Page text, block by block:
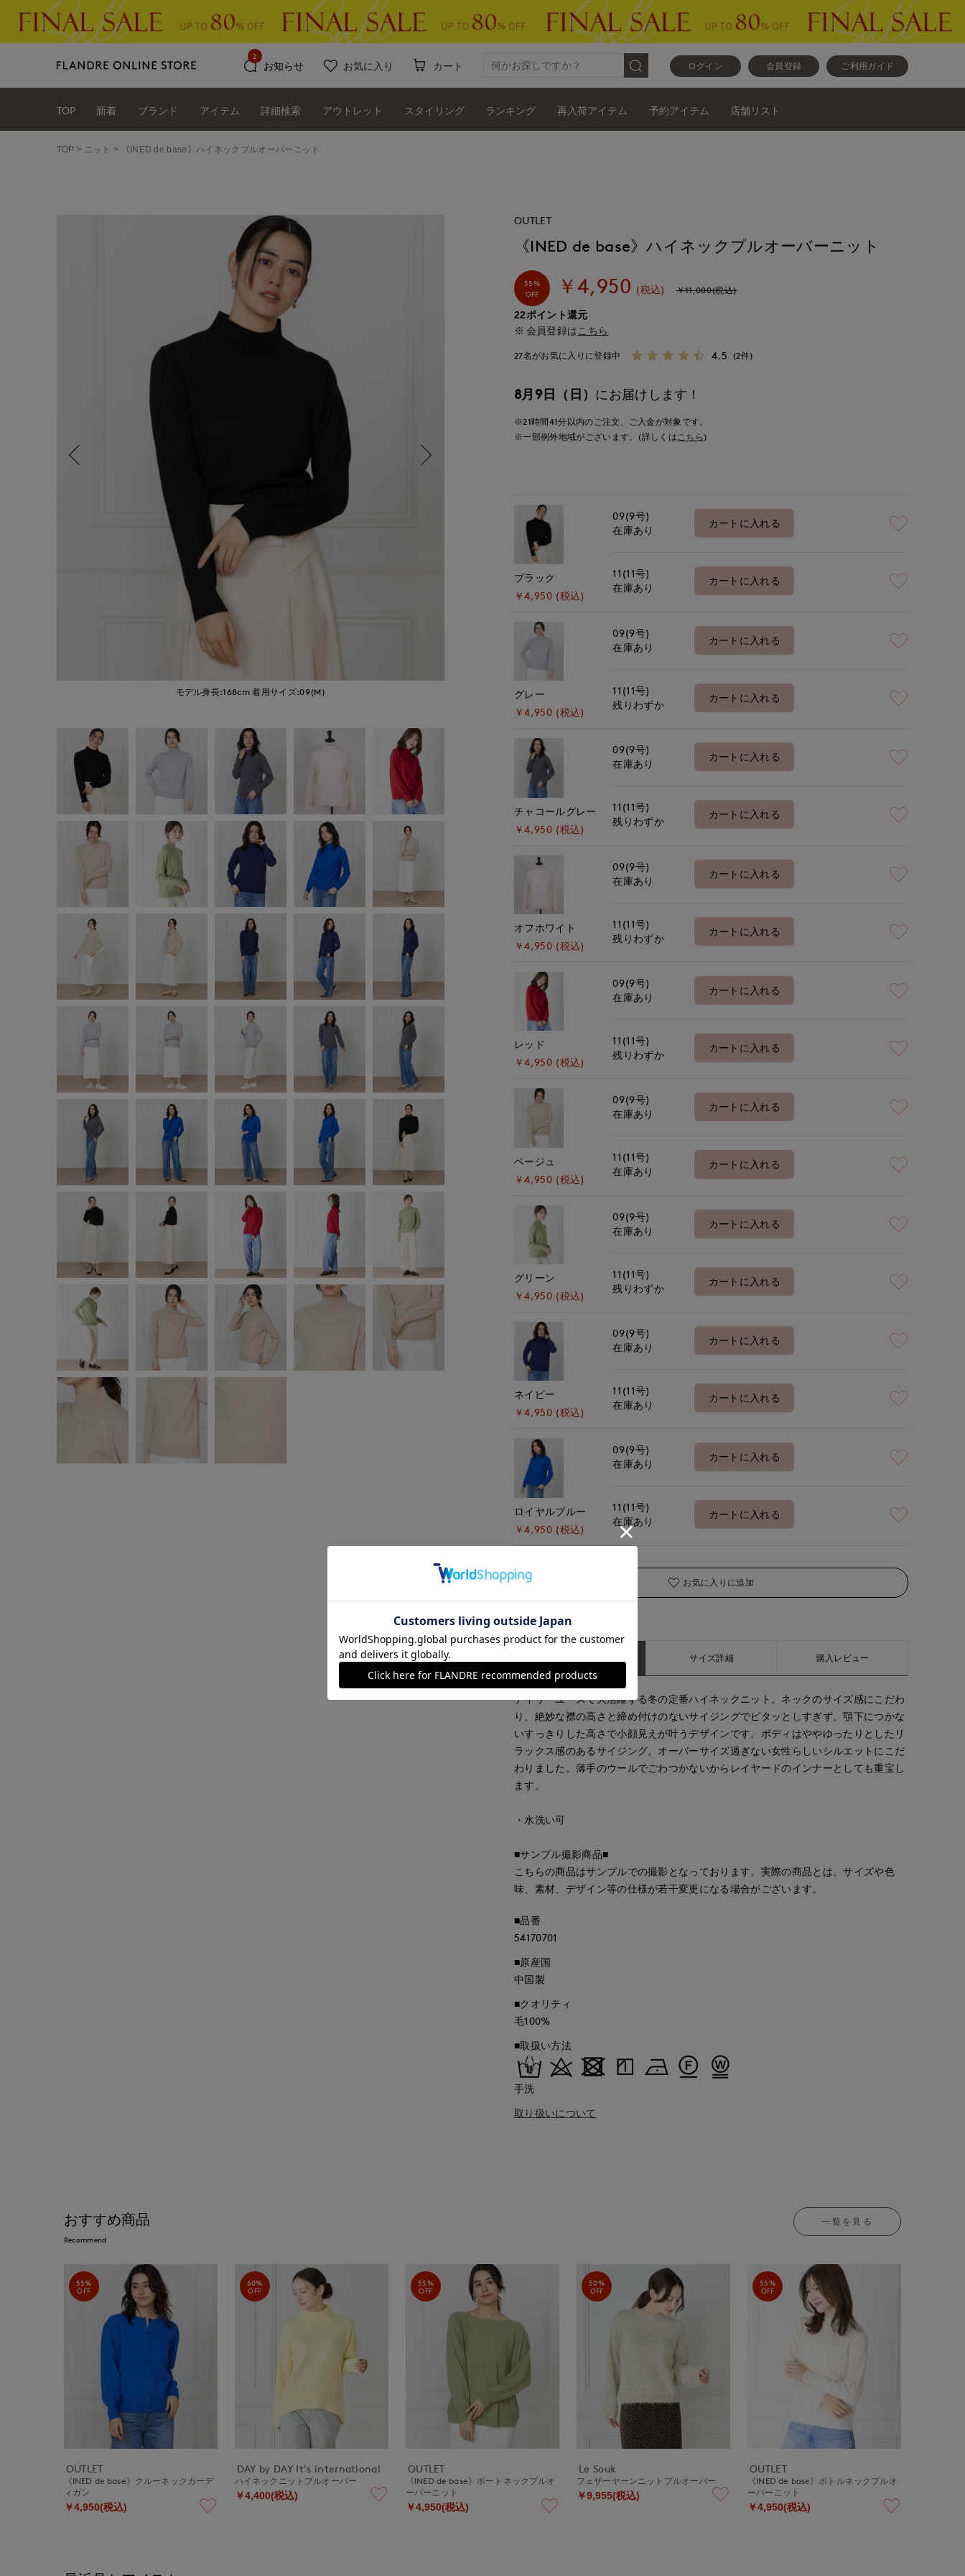
ログイン 会員登録 ご利用ガイド
お知らせ
2
お気に入り カート
TOP 新着 ブランド アイテム 詳細検索 アウトレット スタイリング ランキング 再入荷アイテム 予約アイテム 店舗リスト
TOP ニット 《INED de base》ハイネックプルオーバーニット
モデル身長:168cm 着用サイズ:09(M) モデル身長:168cm 着用サイズ:09(M)
OUTLET
《INED de base》ハイネックプルオーバーニット
55%
OFF
￥4,950 (税込) ￥11,000(税込)
22ポイント還元
会員登録は こちら
27名がお気に入りに登録中 4.5 (2件)
8月9日（日） にお届けします！
※21時間41分以内のご注文、ご入金が対象です。
※一部例外地域がございます。(詳しくはこちら )
ブラック
￥4,950 (税込)
09(9号)
在庫あり
カートに入れる
11(11号)
在庫あり
カートに入れる
グレー
￥4,950 (税込)
09(9号)
在庫あり
カートに入れる
11(11号)
残りわずか
カートに入れる
チャコールグレー
￥4,950 (税込)
09(9号)
在庫あり
カートに入れる
11(11号)
残りわずか
カートに入れる
オフホワイト
￥4,950 (税込)
09(9号)
在庫あり
カートに入れる
11(11号)
残りわずか
カートに入れる
レッド
￥4,950 (税込)
09(9号)
在庫あり
カートに入れる
11(11号)
残りわずか
カートに入れる
ベージュ
￥4,950 (税込)
09(9号)
在庫あり
カートに入れる
11(11号)
在庫あり
カートに入れる
グリーン
￥4,950 (税込)
09(9号)
在庫あり
カートに入れる
11(11号)
残りわずか
カートに入れる
ネイビー
￥4,950 (税込)
09(9号)
在庫あり
カートに入れる
11(11号)
在庫あり
カートに入れる
ロイヤルブルー
￥4,950 (税込)
09(9号)
在庫あり
カートに入れる
11(11号)
在庫あり
カートに入れる
お気に入りに追加
サイズ詳細 購入レビュー
デイリーユースで大活躍する冬の定番ハイネックニット。ネックのサイズ感にこだわ
り、絶妙な襟の高さと締め付けのないサイジングでピタッとしすぎず、顎下につかな
いすっきりした高さで小顔見えが叶うデザインです。ボディはややゆったりとしたリ
ラックス感のあるサイジング。オーバーサイズ過ぎない女性らしいシルエットにこだ
わりました。薄手のウールでごわつかないからレイヤードのインナーとしても重宝し
ます。
・水洗い可
■サンプル撮影商品■
こちらの商品はサンプルでの撮影となっております。実際の商品とは、サイズや色
味、素材、デザイン等の仕様が若干変更になる場合がございます。
■品番
54170701
■原産国
中国製
■クオリティ
毛100%
■取扱い方法
手洗
取り扱いについて
おすすめ商品
Recommend
一覧を見る
55%
OFF
OUTLET
《INED de base》クルーネックカーデ
ィガン
￥4,950(税込)
60%
OFF
DAY by DAY It's international
ハイネックニットプルオーバー
￥4,400(税込)
55%
OFF
OUTLET
《INED de base》ボートネックプルオ
ーバーニット
￥4,950(税込)
50%
OFF
Le Souk
フェザーヤーンニットプルオーバー
￥9,955(税込)
55%
OFF
OUTLET
《INED de base》ボトルネックプルオ
ーバーニット
￥4,950(税込)